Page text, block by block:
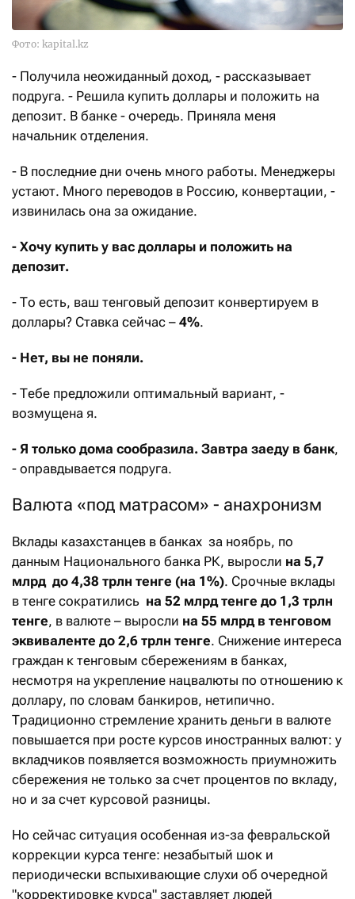
Фото: kapital.kz
- Получила неожиданный доход, - рассказывает
подруга. - Решила купить доллары и положить на
депозит. В банке - очередь. Приняла меня
начальник отделения.
- В последние дни очень много работы. Менеджеры
устают. Много переводов в Россию, конвертации, -
извинилась она за ожидание.
- Хочу купить у вас доллары и положить на
депозит.
- То есть, ваш тенговый депозит конвертируем в
доллары? Ставка сейчас – 4%.
- Нет, вы не поняли.
- Тебе предложили оптимальный вариант, -
возмущена я.
- Я только дома сообразила. Завтра заеду в банк,
- оправдывается подруга.
Валюта «под матрасом» - анахронизм
Вклады казахстанцев в банках за ноябрь, по
данным Национального банка РК, выросли на 5,7
млрд до 4,38 трлн тенге (на 1%). Срочные вклады
в тенге сократились на 52 млрд тенге до 1,3 трлн
тенге, в валюте – выросли на 55 млрд в тенговом
эквиваленте до 2,6 трлн тенге. Снижение интереса
граждан к тенговым сбережениям в банках,
несмотря на укрепление нацвалюты по отношению к
доллару, по словам банкиров, нетипично.
Традиционно стремление хранить деньги в валюте
повышается при росте курсов иностранных валют: у
вкладчиков появляется возможность приумножить
сбережения не только за счет процентов по вкладу,
но и за счет курсовой разницы.
Но сейчас ситуация особенная из-за февральской
коррекции курса тенге: незабытый шок и
периодически вспыхивающие слухи об очередной
"корректировке курса" заставляет людей